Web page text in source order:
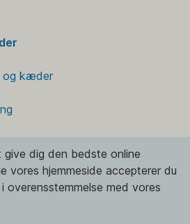
og kæder
dig den bedste online
vores hjemmeside accepterer du
overensstemmelse med vores